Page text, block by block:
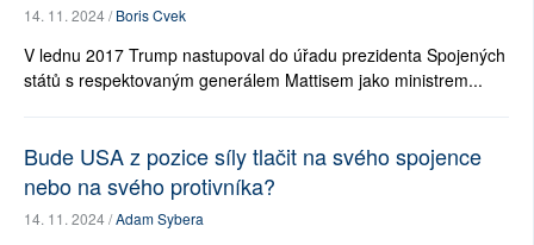
14. 11. 2024 /Boris Cvek
V lednu 2017 Trump nastupoval do úřadu prezidenta Spojených
států s respektovaným generálem Mattisem jako ministrem...
Bude USA z pozice síly tlačit na svého spojence
nebo na svého protivníka?
14. 11. 2024 /Adam Sybera